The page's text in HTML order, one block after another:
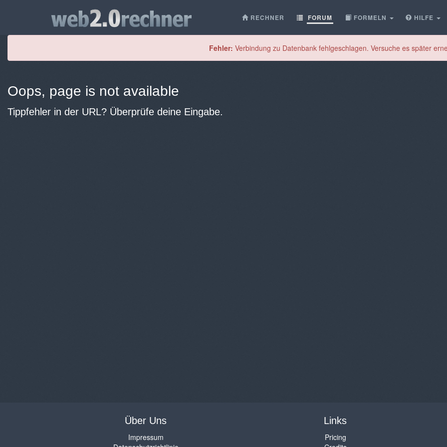
RECHNER FORUM FORMELN HILFE
Fehler: Verbindung zu Datenbank fehlgeschlagen. Versuche es später
Oops, page is not available
Tippfehler in der URL? Überprüfe deine Eingabe.
Über Uns
Impressum
Links
Pricing